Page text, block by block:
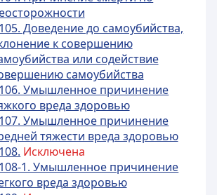
Доведение до самоубийства,
к совершению
или содействие
самоубийства
Умышленное причинение
вреда здоровью
Умышленное причинение
тяжести вреда здоровью
Исключена
1. Умышленное причинение
вреда здоровью